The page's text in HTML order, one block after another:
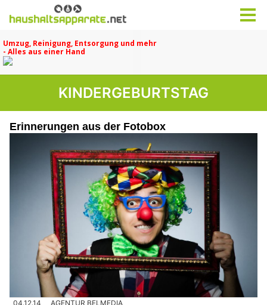
KINDERGEBURTSTAG
Erinnerungen aus der Fotobox
04.12.14 AGENTUR BELMEDIA